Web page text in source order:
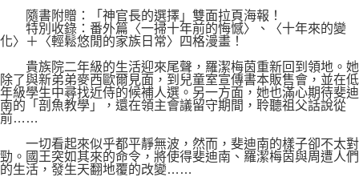
隨書附贈：「神官長的選擇」雙面拉頁海報！
特別收錄：番外篇〈一掃十年前的悔憾〉、〈十年來的變
化〉＋〈輕鬆悠閒的家族日常〉四格漫畫！
貴族院二年級的生活迎來尾聲，羅潔梅茵重新回到領地。她
除了與新弟弟麥西歐爾見面，到兒童室宣傳書本販售會，並在低
年級學生中尋找近侍的候補人選。另一方面，她也滿心期待斐迪
南的「剖魚教學」，還在領主會議留守期間，聆聽祖父話說從
前……
一切看起來似乎都平靜無波，然而，斐迪南的樣子卻不太對
勁。國王突如其來的命令，將使得斐迪南、羅潔梅茵與周遭人們
的生活，發生天翻地覆的改變……